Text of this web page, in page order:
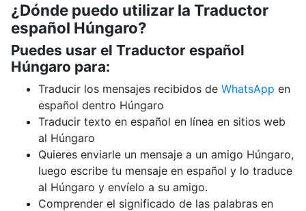
¿Dónde puedo utilizar la Traductor
español Húngaro?
Puedes usar el Traductor español
Húngaro para:
Traducir los mensajes recibidos de WhatsApp en
español dentro Húngaro
Traducir texto en español en línea en sitios web
al Húngaro
Quieres enviarle un mensaje a un amigo Húngaro,
luego escribe tu mensaje en español y lo traduce
al Húngaro y envíelo a su amigo.
Comprender el significado de las palabras en